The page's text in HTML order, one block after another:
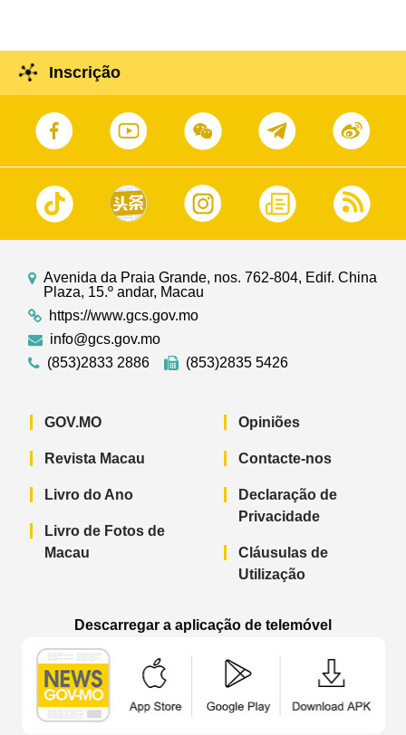
Inscrição
Avenida da Praia Grande, nos. 762-804, Edif. China
Plaza, 15.º andar, Macau
https://www.gcs.gov.mo
info@gcs.gov.mo
(853)2833 2886
(853)2835 5426
GOV.MO
Revista Macau
Livro do Ano
Livro de Fotos de
Macau
Opiniões
Contacte-nos
Declaração de
Privacidade
Cláusulas de
Utilização
Descarregar a aplicação de telemóvel